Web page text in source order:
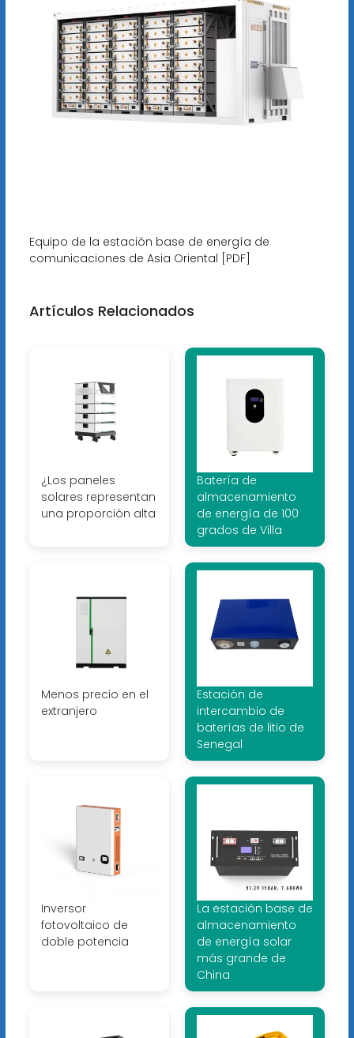
Equipo de la estación base de energía de
comunicaciones de Asia Oriental [PDF]
Artículos Relacionados
¿Los paneles
solares representan
una proporción alta
Batería de
almacenamiento
de energía de 100
grados de Villa
Menos precio en el
extranjero
Estación de
intercambio de
baterías de litio de
Senegal
Inversor
fotovoltaico de
doble potencia
La estación base de
almacenamiento
de energía solar
más grande de
China